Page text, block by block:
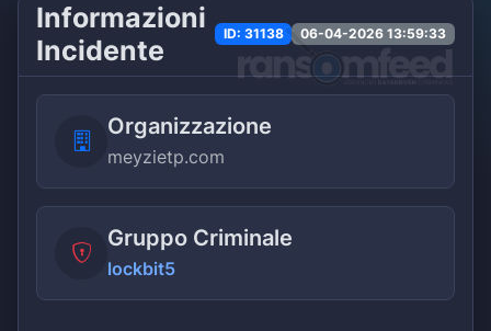
Informazioni
Incidente
ID: 31138 06-04-2026 13:59:33
Organizzazione
meyzietp.com
Gruppo Criminale
lockbit5